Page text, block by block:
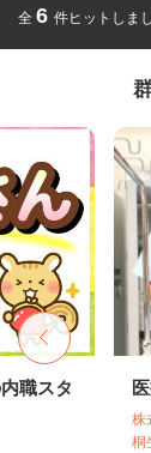
全 6 件ヒットしま
職スタ
株
桐